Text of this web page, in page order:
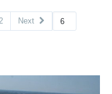
Next